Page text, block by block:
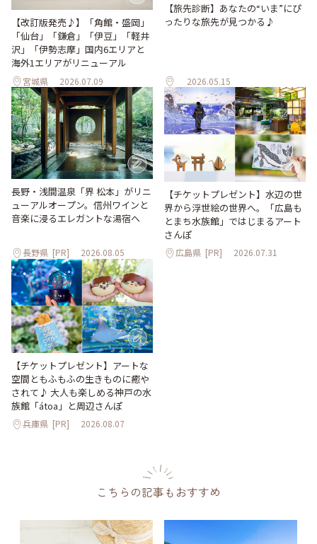
【改訂版発売♪】「角館・盛岡」
「仙台」「鎌倉」「伊豆」「軽井
沢」「伊勢志摩」国内6エリアと
海外1エリアがリニューアル
宮城県 2026.07.09
【旅先診断】あなたの“いま”にぴ
ったりな旅先が見つかる♪
2026.05.15
長野・浅間温泉「界 松本」がリニ
ューアルオープン。信州ワインと
音楽に浸るエレガントな湯宿へ
長野県 [PR] 2026.08.05
【チケットプレゼント】水辺の世
界から浮世絵の世界へ。「広島も
とまち水族館」ではじまるアート
さんぽ
広島県 [PR] 2026.07.31
【チケットプレゼント】アートな
空間ともふもふの生きものに癒や
されて♪ 大人も楽しめる神戸の水
族館「átoa」と周辺さんぽ
兵庫県 [PR] 2026.08.07
こちらの記事もおすすめ